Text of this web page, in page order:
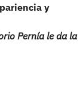
y
Pernía le da la